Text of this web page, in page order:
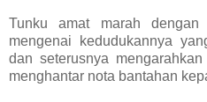
Tunku amat marah
mengenai kedudukannya
dan seterusnya
menghantar nota bantahan